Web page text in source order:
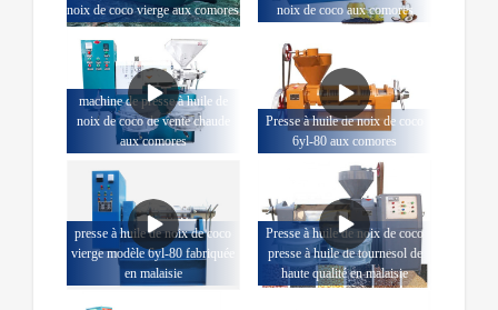
noix de coco vierge aux comores
noix de coco aux comores
machine de presse à huile de
noix de coco de vente chaude
aux comores
Presse à huile de noix de coco
6yl-80 aux comores
presse à huile de noix de coco
vierge modèle 6yl-80 fabriquée
en malaisie
Presse à huile de noix de coco
presse à huile de tournesol de
haute qualité en malaisie